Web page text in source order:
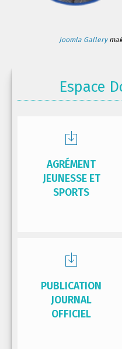
Joomla Gallery
Espace
AGRÉMENT
JEUNESSE ET
SPORTS
PUBLICATION
JOURNAL
OFFICIEL